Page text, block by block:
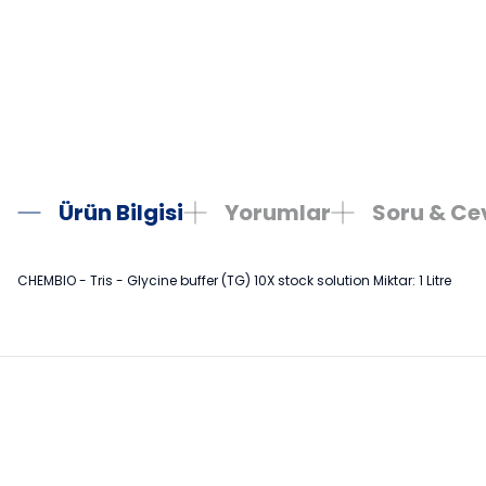
Ürün Bilgisi Yorumlar Soru &
CHEMBIO - Tris - Glycine buffer (TG) 10X stock solution Miktar: 1 Litre